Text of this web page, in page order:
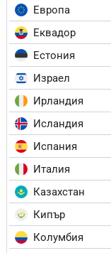
Европа
Еквадор
Естония
Израел
Ирландия
Исландия
Испания
Италия
Казахстан
Кипър
Колумбия